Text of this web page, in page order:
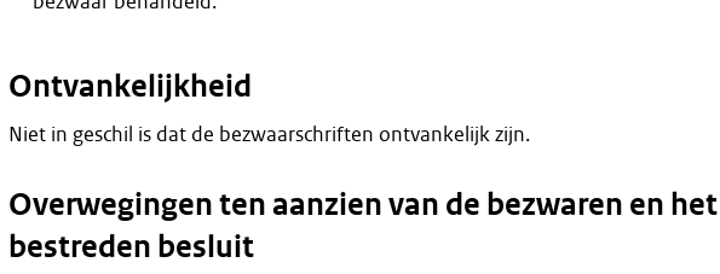
Ontvankelijkheid
Niet in geschil is dat de bezwaarschriften ontvankelijk zijn.
Overwegingen ten aanzien van de bezwaren en het
bestreden besluit